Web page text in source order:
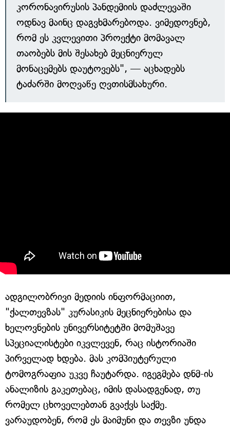
კორონავირუსის პანდემიის დაძლევაში
ოდნავ მაინც დაგვხმარებოდა. ვიმედოვნებ,
რომ ეს კვლევითი პროექტი მომავალ
თაობებს მის შესახებ მეცნიერულ
მონაცემებს დაუტოვებს", — აცხადებს
ტაძარში მოღვაწე ღვთისმსახური.
ადგილობრივი მედიის ინფორმაციით,
"ქალთევზას" კურასიკის მეცნიერებისა და
ხელოვნების უნივერსიტეტში მომუშავე
სპეციალისტები იკვლევენ, რაც ისტორიაში
პირველად ხდება. მას კომპიუტერული
ტომოგრაფია უკვე ჩაუტარდა. იგეგმება დნმ-ის
ანალიზის გაკეთებაც, იმის დასადგენად, თუ
რომელ ცხოველებთან გვაქვს საქმე.
ვარაუდობენ, რომ ეს მაიმუნი და თევზი უნდა